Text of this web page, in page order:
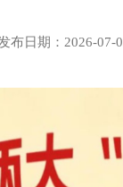
布日期：2026-